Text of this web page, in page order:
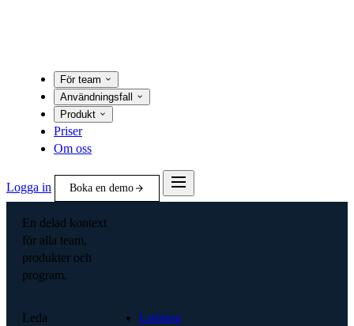
För team
Användningsfall
Produkt
Priser
Om oss
Logga in Boka en demo
En delad kontext
för alla team,
produkter och
program.
Leda
Ledning